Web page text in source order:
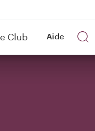
Kuwait (KWI)
Club Aide